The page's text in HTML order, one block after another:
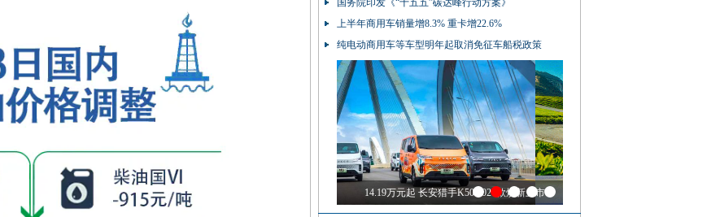
国务院印发《“十五五”碳达峰行动方案》
上半年商用车销量增8.3% 重卡增22.6%
纯电动商用车等车型明年起取消免征车船税政策
14.19万元起 长安猎手K50 2026款焕新上市